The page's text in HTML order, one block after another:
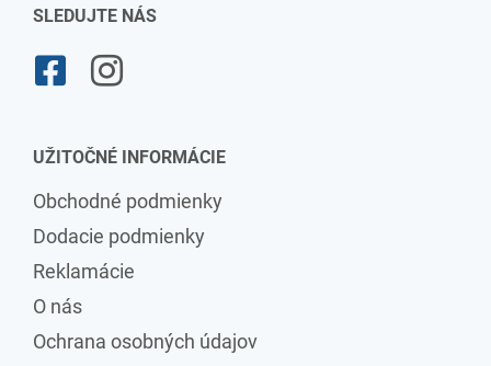
SLEDUJTE NÁS
UŽITOČNÉ INFORMÁCIE
Obchodné podmienky
Dodacie podmienky
Reklamácie
O nás
Ochrana osobných údajov